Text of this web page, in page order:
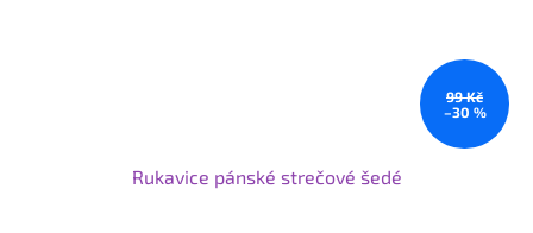
99 Kč
–30 %
Rukavice pánské strečové šedé